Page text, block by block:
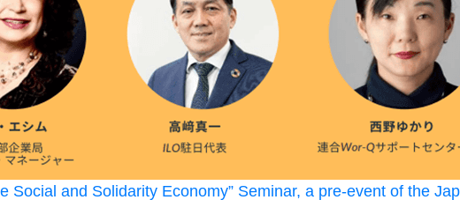
Social and Solidarity Economy” Seminar, a pre-event of the